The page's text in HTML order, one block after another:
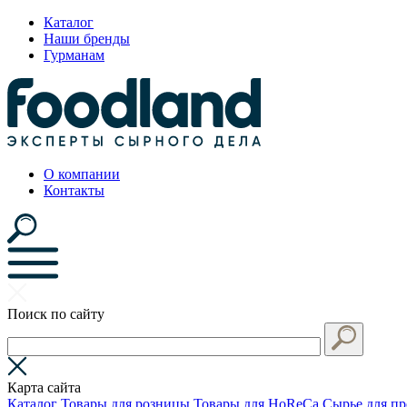
Каталог
Наши бренды
Гурманам
О компании
Контакты
Поиск по сайту
Карта сайта
Каталог Товары для розницы Товары для HoReCa Сырье для